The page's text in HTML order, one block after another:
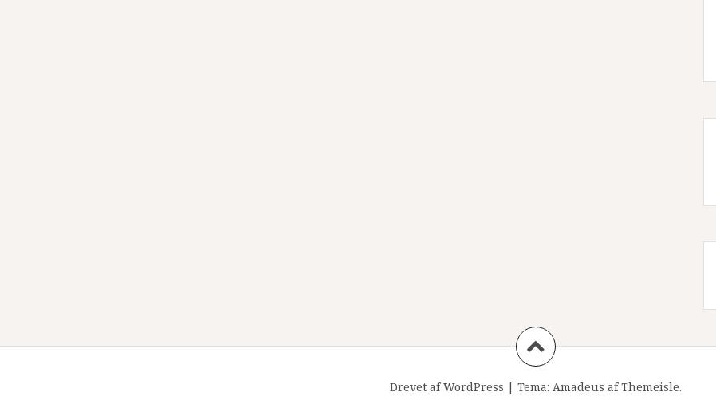
Drevet af WordPress | Tema: Amadeus af Themeisle.